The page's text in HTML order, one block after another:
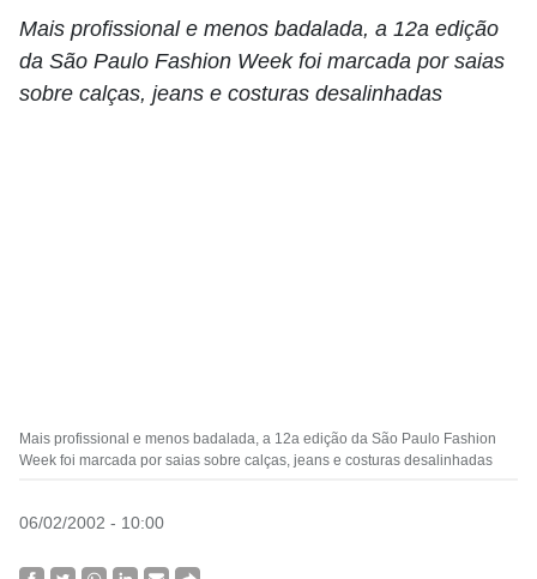
Mais profissional e menos badalada, a 12a edição
da São Paulo Fashion Week foi marcada por saias
sobre calças, jeans e costuras desalinhadas
Mais profissional e menos badalada, a 12a edição da São Paulo Fashion
Week foi marcada por saias sobre calças, jeans e costuras desalinhadas
06/02/2002 - 10:00